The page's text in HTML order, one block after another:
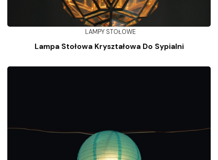
LAMPY STOŁOWE
Lampa Stołowa Kryształowa Do Sypialni